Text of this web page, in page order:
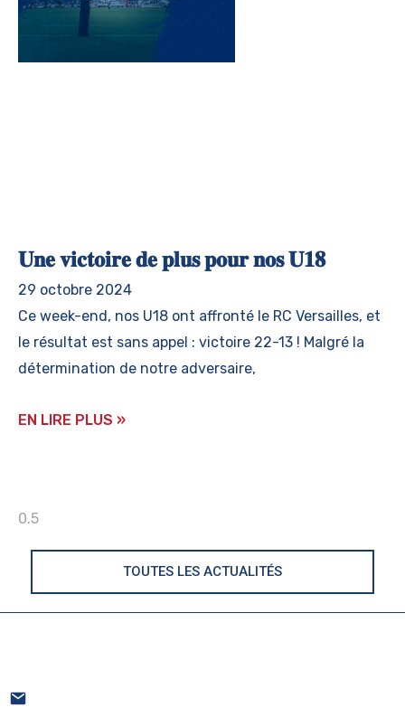
𝐔𝐧𝐞 𝐯𝐢𝐜𝐭𝐨𝐢𝐫𝐞 𝐝𝐞 𝐩𝐥𝐮𝐬 𝐩𝐨𝐮𝐫 𝐧𝐨𝐬 𝐔𝟏𝟖
29 octobre 2024
Ce week-end, nos U18 ont affronté le RC Versailles, et
le résultat est sans appel : victoire 22-13 ! Malgré la
détermination de notre adversaire,
EN LIRE PLUS »
TOUTES LES ACTUALITÉS